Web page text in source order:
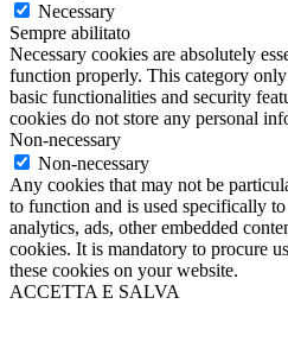
Necessary
Sempre abilitato
Necessary cookies are absolutely
function properly. This category
basic functionalities and security
cookies do not store any personal
Non-necessary
Non-necessary
Any cookies that may not be
to function and is used specifically
analytics, ads, other embedded
cookies. It is mandatory to procure
these cookies on your website.
ACCETTA E SALVA